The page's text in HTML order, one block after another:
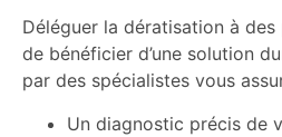
Déléguer la dératisation à
de bénéficier d’une solution
par des spécialistes vous
Un diagnostic précis de